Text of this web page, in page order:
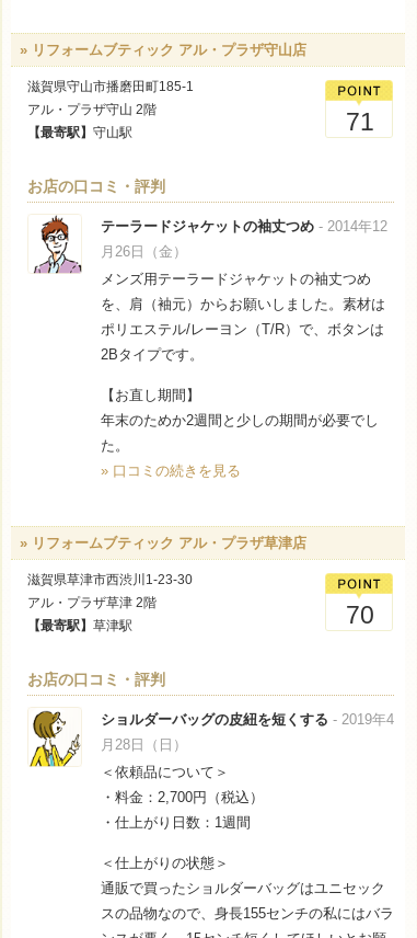
» リフォームブティック アル・プラザ守山店
71
滋賀県守山市播磨田町185-1
アル・プラザ守山 2階
【最寄駅】 守山駅
お店の口コミ・評判
テーラードジャケットの袖丈つめ - 2014年12
月26日（金）
メンズ用テーラードジャケットの袖丈つめ
を、肩（袖元）からお願いしました。素材は
ポリエステル/レーヨン（T/R）で、ボタンは
2Bタイプです。
【お直し期間】
年末のためか2週間と少しの期間が必要でし
た。
» 口コミの続きを見る
» リフォームブティック アル・プラザ草津店
70
滋賀県草津市西渋川1-23-30
アル・プラザ草津 2階
【最寄駅】 草津駅
お店の口コミ・評判
ショルダーバッグの皮紐を短くする - 2019年4
月28日（日）
＜依頼品について＞
・料金：2,700円（税込）
・仕上がり日数：1週間
＜仕上がりの状態＞
通販で買ったショルダーバッグはユニセック
スの品物なので、身長155センチの私にはバラ